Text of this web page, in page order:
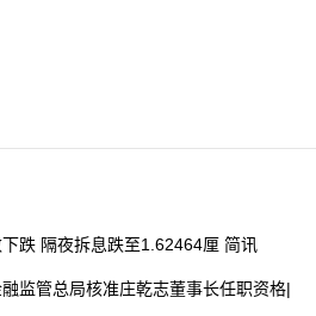
跌 隔夜拆息跌至1.62464厘 简讯
监管总局核准庄乾志董事长任职资格|